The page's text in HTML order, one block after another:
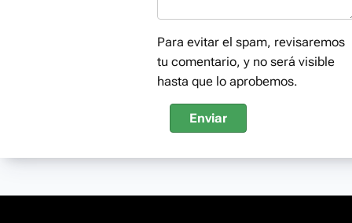
Para evitar el spam, revisaremos
tu comentario, y no será visible
hasta que lo aprobemos.
Enviar